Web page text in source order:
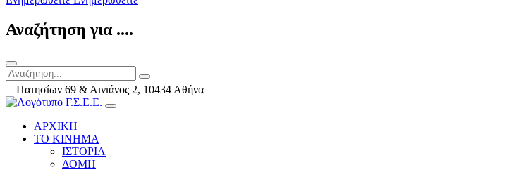
Αναζήτηση για ....
Πατησίων 69 & Αινιάνος 2, 10434 Αθήνα
ΑΡΧΙΚΗ
ΤΟ ΚΙΝΗΜΑ
ΙΣΤΟΡΙΑ
ΔΟΜΗ